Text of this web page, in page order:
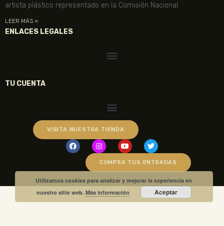
artista plástico representado en la Comisión Nacional.
LEER MÁS »
ENLACES LEGALES
TU CUENTA
VISITA NUESTRA TIENDA
COMPRA TUS ENTRADAS
Utilizamos cookies para analizar y mejorar la experiencia en
nuestro sitio web.Más información Aceptar